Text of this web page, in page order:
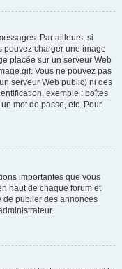
Par ailleurs, si
pouvez charger une image
placée sur un serveur Web
Vous ne pouvez pas
serveur Web public) ni des
exemple : boîtes
mot de passe, etc. Pour
importantes que vous
haut de chaque forum et
de publier des annonces